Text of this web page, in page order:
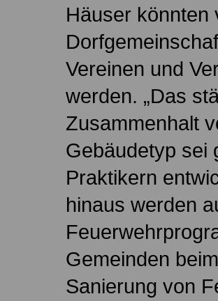
Häuser könnten
Vereinen und
werden. „Das
Zusammenhalt
Gebäudetyp sei
Praktikern
hinaus werden
Gemeinden
Sanierung von